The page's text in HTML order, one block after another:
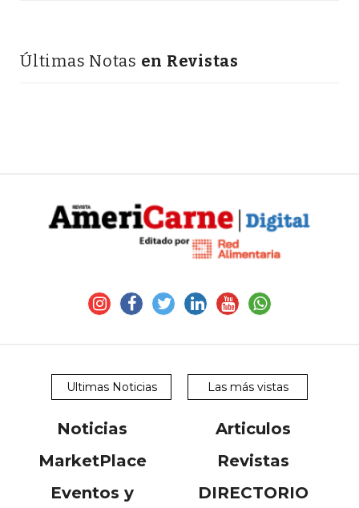
Últimas Notas en Revistas
Ultimas Noticias Las más vistas
Noticias
Articulos
MarketPlace
Revistas
Eventos y
DIRECTORIO